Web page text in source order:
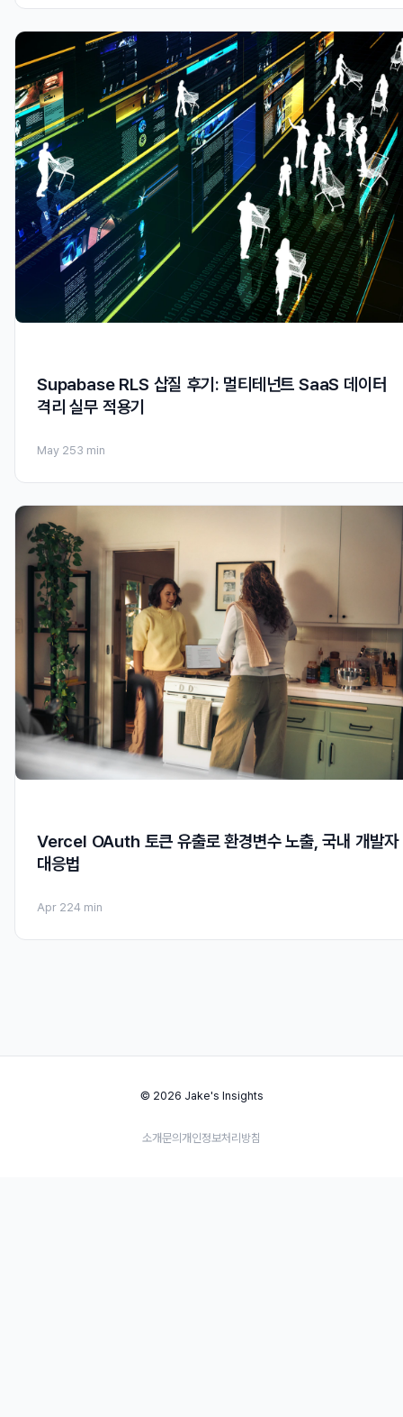
Supabase RLS 삽질 후기: 멀티테넌트 SaaS 데이터
격리 실무 적용기
May 253 min
Vercel OAuth 토큰 유출로 환경변수 노출, 국내 개발자
대응법
Apr 224 min
© 2026 Jake's Insights
소개문의 개인정보처리방침